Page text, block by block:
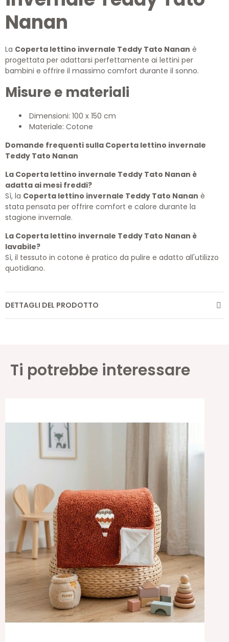
Nanan
La Coperta lettino invernale Teddy Tato Nanan è
progettata per adattarsi perfettamente ai lettini per
bambini e offrire il massimo comfort durante il sonno.
Misure e materiali
Dimensioni: 100 x 150 cm
Materiale: Cotone
Domande frequenti sulla Coperta lettino invernale
Teddy Tato Nanan
La Coperta lettino invernale Teddy Tato Nanan è
adatta ai mesi freddi?
Sì, la Coperta lettino invernale Teddy Tato Nanan è
stata pensata per offrire comfort e calore durante la
stagione invernale.
La Coperta lettino invernale Teddy Tato Nanan è
lavabile?
Sì, il tessuto in cotone è pratico da pulire e adatto all'utilizzo
quotidiano.
DETTAGLI DEL PRODOTTO
Ti potrebbe interessare